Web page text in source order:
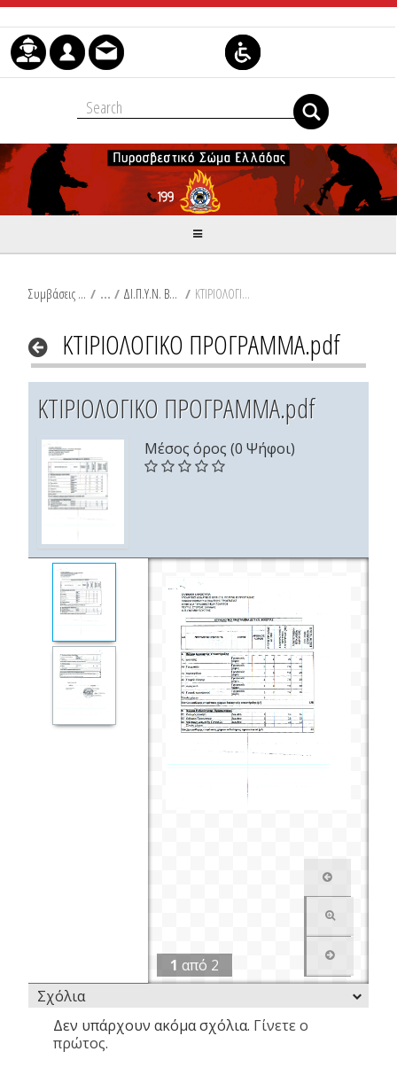
Μετάβαση στο περιεχόμενο
Συμβάσεις Διαβουλεύσεις Διαγωνισμοί / ΔΙ.Π.Υ.Ν. ΒΟΙΩΤΙΑΣ / ΚΤΙΡΙΟΛΟΓΙΚΟ ΠΡΟΓΡΑΜΜΑ.pdf
ΚΤΙΡΙΟΛΟΓΙΚΟ ΠΡΟΓΡΑΜΜΑ.pdf
ΚΤΙΡΙΟΛΟΓΙΚΟ ΠΡΟΓΡΑΜΜΑ.pdf
Μέσος όρος (0 Ψήφοι)
1 από 2
Σχόλια
Δεν υπάρχουν ακόμα σχόλια. Γίνετε ο
πρώτος.